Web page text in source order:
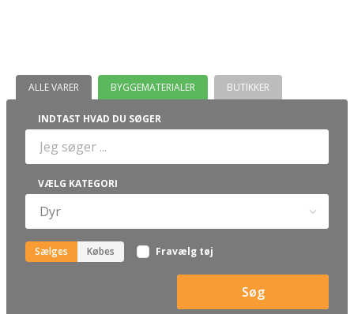
ALLE VARER BYGGEMATERIALER BUTIKKER
INDTAST HVAD DU SØGER
VÆLG KATEGORI
Sælges Købes Fravælg tøj
Søg